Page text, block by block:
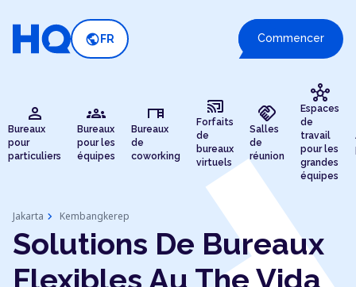
public FR Commencer
person
Bureaux
pour
particuliers
groups
Bureaux
pour les
équipes
desk
Bureaux
de
coworking
cast_connected
Forfaits
de
bureaux
virtuels
handshake
Salles
de
réunion
hub
Espaces
de
travail
pour les
grandes
équipes
Jakarta chevron_right Kembangkerep
Solutions De Bureaux
Flexibles Au The Vida